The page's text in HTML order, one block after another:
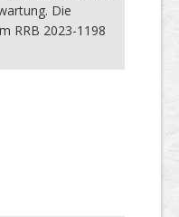
Die
RRB 2023-1198